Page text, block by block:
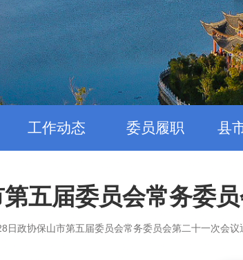
工作动态 委员履职 县
五届委员会常务委
日政协保山市第五届委员会常务委员会第二十一次会